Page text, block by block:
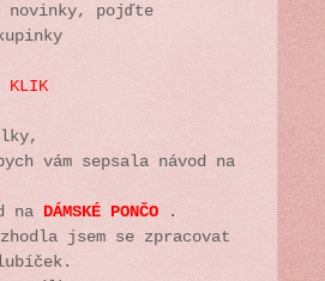
novinky, pojďte
KLIK
vám sepsala návod na
na
DÁMSKÉ PONČO .
jsem se zpracovat